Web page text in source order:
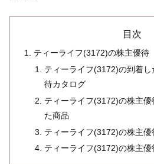
目次
ティーライフ(3172)の株主優待
ティーライフ(3172)の到着
待カタログ
ティーライフ(3172)の株主
た商品
ティーライフ(3172)の株主優
ティーライフ(3172)の株主優